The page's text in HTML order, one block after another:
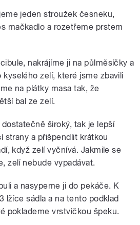
jeden stroužek česneku,
mačkadlo a rozetřeme prstem
nakrájíme ji na půlměsíčky a
zelí, které jsme zbavili
na plátky masa tak, že
bal ze zelí.
široký, tak je lepší
strany a přišpendlit krátkou
když zelí vyčnívá. Jakmile se
zelí nebude vypadávat.
a nasypeme ji do pekáče. K
lžíce sádla a na tento podklad
poklademe vrstvičkou špeku.